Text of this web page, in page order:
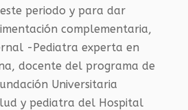
periodo y para dar
complementaria,
-Pediatra experta en
docente del programa de
Universitaria
y pediatra del Hospital